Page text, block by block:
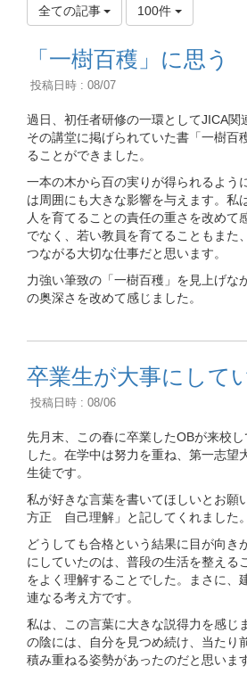
全ての記事 100件
「一樹百穫」に思う
投稿日時 : 08/07
過日、初任者研修の一環としてJICA関
その講堂に掲げられていた書「一樹百
ることができました。
一本の木から百の実りが得られるよう
は周囲にも大きな影響を与えます。私
人を育てることの責任の重さを改めて
でなく、若い教員を育てることもまた
つながる大切な仕事だと思います。
力強い筆致の「一樹百穫」を見上げな
の奥深さを改めて感じました。
卒業生が大事にして
投稿日時 : 08/06
先月末、この春に卒業したOBが来校
した。在学中は努力を重ね、第一志望
生徒です。
私が好きな言葉を書いてほしいとお願
方正 自己理解」と記してくれました。
どうしても合格という結果に目が向き
にしていたのは、普段の生活を整える
をよく理解することでした。まさに、
連なる考え方です。
私は、この言葉に大きな説得力を感じ
の陰には、自分を見つめ続け、当たり
積み重ねる姿勢があったのだと思います